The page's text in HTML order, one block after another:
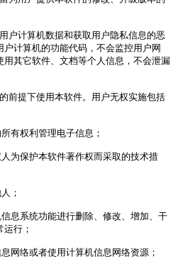
计算机数据和获取用户隐私信息的恶
计算机的功能代码，不会监控用户网
用其它软件、文档等个人信息，不会泄漏
提下使用本软件。用户无权实施包括
有权利管理电子信息；
保护本软件著作权而采取的技术措
；
系统功能进行删除、修改、增加、干
行；
络或者使用计算机信息网络资源；